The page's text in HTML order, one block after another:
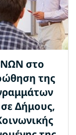
στο
της
Δήμους,